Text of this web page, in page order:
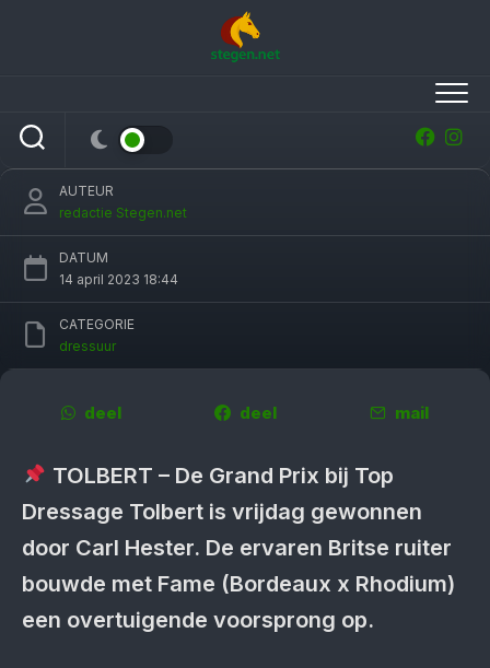
Grand Prix bij Top Dressage Tolbert
AUTEUR
redactie Stegen.net
DATUM
14 april 2023 18:44
CATEGORIE
dressuur
deel deel mail
TOLBERT – De Grand Prix bij Top
Dressage Tolbert is vrijdag gewonnen
door Carl Hester. De ervaren Britse ruiter
bouwde met Fame (Bordeaux x Rhodium)
een overtuigende voorsprong op.